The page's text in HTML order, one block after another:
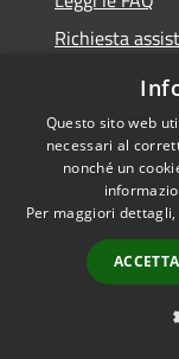
Richiesta
Informativa
Note legali
Dichiarazione
Questo sito web
necessari al
nonché un
Per maggiori